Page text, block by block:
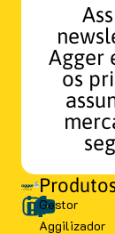
Agger
os
Gestor
Aggilizador